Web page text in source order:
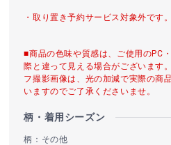
・取り置き予約サービス対象外です。
■商品の色味や質感は、ご使用のPC
際と違って見える場合がございます
フ撮影画像は、光の加減で実際の商
いますのでご了承くださいませ。
柄・着用シーズン
柄：その他